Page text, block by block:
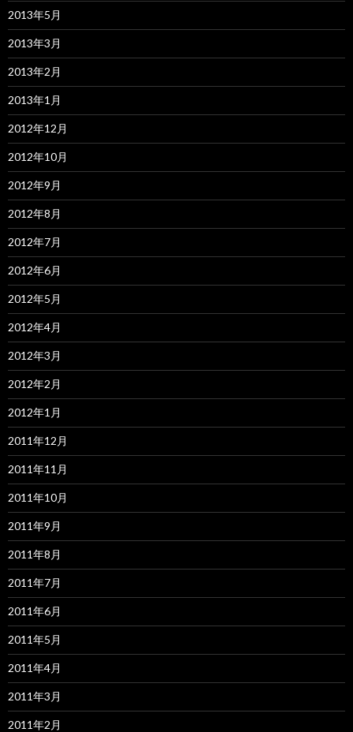
2013年5月
2013年3月
2013年2月
2013年1月
2012年12月
2012年10月
2012年9月
2012年8月
2012年7月
2012年6月
2012年5月
2012年4月
2012年3月
2012年2月
2012年1月
2011年12月
2011年11月
2011年10月
2011年9月
2011年8月
2011年7月
2011年6月
2011年5月
2011年4月
2011年3月
2011年2月